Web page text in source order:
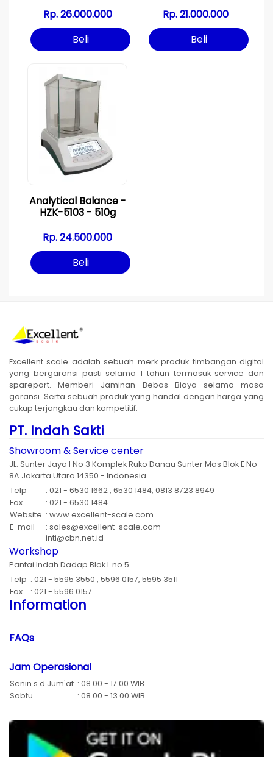
Rp. 26.000.000
Beli
Rp. 21.000.000
Beli
Analytical Balance -
HZK-5103 - 510g
Rp. 24.500.000
Beli
Excellent scale adalah sebuah merk produk timbangan digital
yang bergaransi pasti selama 1 tahun termasuk service dan
sparepart. Memberi Jaminan Bebas Biaya selama masa
garansi. Serta sebuah produk yang handal dengan harga yang
cukup terjangkau dan kompetitif.
PT. Indah Sakti
Showroom & Service center
JL. Sunter Jaya I No 3 Komplek Ruko Danau Sunter Mas Blok E No
8A Jakarta Utara 14350 - Indonesia
Telp
: 021 - 6530 1662 , 6530 1484, 0813 8723 8949
Fax
: 021 - 6530 1484
Website : www.excellent-scale.com
E-mail
: sales@excellent-scale.com
inti@cbn.net.id
Workshop
Pantai Indah Dadap Blok L no.5
Telp : 021 - 5595 3550 , 5596 0157, 5595 3511
Fax
: 021 - 5596 0157
Information
FAQs
Jam Operasional
Senin s.d Jum'at : 08.00 - 17.00 WIB
Sabtu
: 08.00 - 13.00 WIB